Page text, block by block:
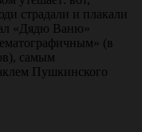
страдали и плакали
«Дядю Ваню»
(в
самым
Пушкинского